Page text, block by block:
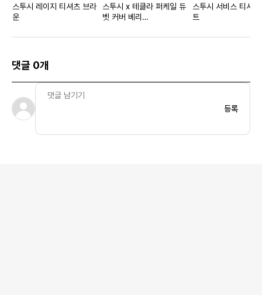
스투시 레이지 티셔츠 브라
운
스투시 x 테클라 퍼케일 듀
벳 커버 베리
스투시 서비스 티셔
트
댓글 0개
등록